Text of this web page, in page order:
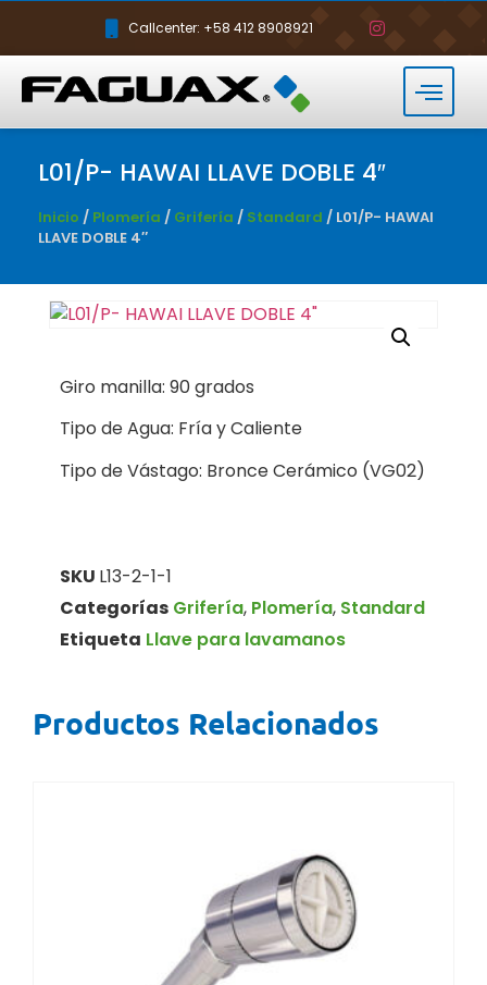
Callcenter: +58 412 8908921
L01/P- HAWAI LLAVE DOBLE 4″
Inicio / Plomería / Grifería / Standard / L01/P- HAWAI
LLAVE DOBLE 4″
Giro manilla: 90 grados
Tipo de Agua: Fría y Caliente
Tipo de Vástago: Bronce Cerámico (VG02)
SKU L13-2-1-1
Categorías Grifería, Plomería, Standard
Etiqueta Llave para lavamanos
Productos Relacionados